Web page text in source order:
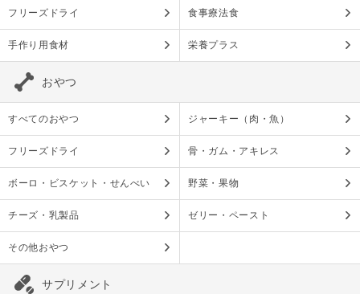
フリーズドライ 食事療法食
手作り用食材 栄養プラス
おやつ
すべてのおやつ ジャーキー（肉・魚）
フリーズドライ 骨・ガム・アキレス
ボーロ・ビスケット・せんべい 野菜・果物
チーズ・乳製品 ゼリー・ペースト
その他おやつ
サプリメント